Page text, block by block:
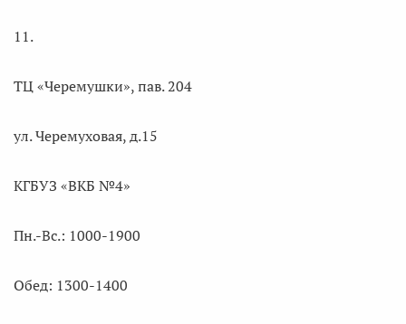
11.
ТЦ «Черемушки», пав. 204
ул. Черемуховая, д.15
КГБУЗ «ВКБ №4»
Пн.-Вс.: 1000-1900
Обед: 1300-1400